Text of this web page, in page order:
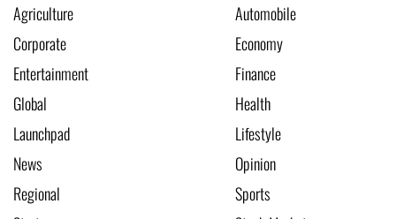
Agriculture
Automobile
Corporate
Economy
Entertainment
Finance
Global
Health
Launchpad
Lifestyle
News
Opinion
Regional
Sports